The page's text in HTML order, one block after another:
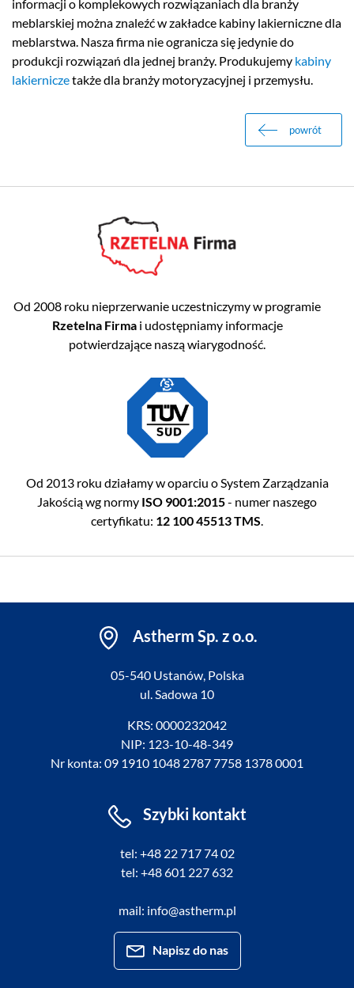
informacji o komplekowych rozwiązaniach dla branży
meblarskiej można znaleźć w zakładce kabiny lakierniczne dla
meblarstwa. Nasza firma nie ogranicza się jedynie do
produkcji rozwiązań dla jednej branży. Produkujemy kabiny
lakierniczetakże dla branży motoryzacyjnej i przemysłu.
powrót
Od 2008 roku nieprzerwanie uczestniczymy w programie
Rzetelna Firmai udostępniamy informacje
potwierdzające naszą wiarygodność.
Od 2013 roku działamy w oparciu o System Zarządzania
Jakością wg normy ISO 9001:2015- numer naszego
certyfikatu: 12 100 45513 TMS.
Astherm Sp. z o.o.
05-540 Ustanów, Polska
ul. Sadowa 10
KRS: 0000232042
NIP: 123-10-48-349
Nr konta: 09 1910 1048 2787 7758 1378 0001
Szybki kontakt
tel: +48 22 717 74 02
tel: +48 601 227 632
mail: info@astherm.pl
Napisz do nas